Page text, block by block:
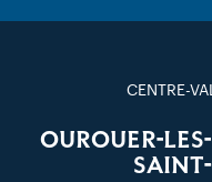
CENTRE-
OUROUER-